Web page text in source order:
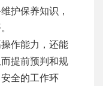
护保养知识，
作能力，还能
提前预判和规
全的工作环